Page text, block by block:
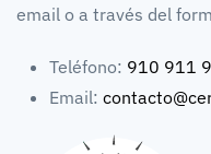
email o a través del
Teléfono: 910 911
Email: